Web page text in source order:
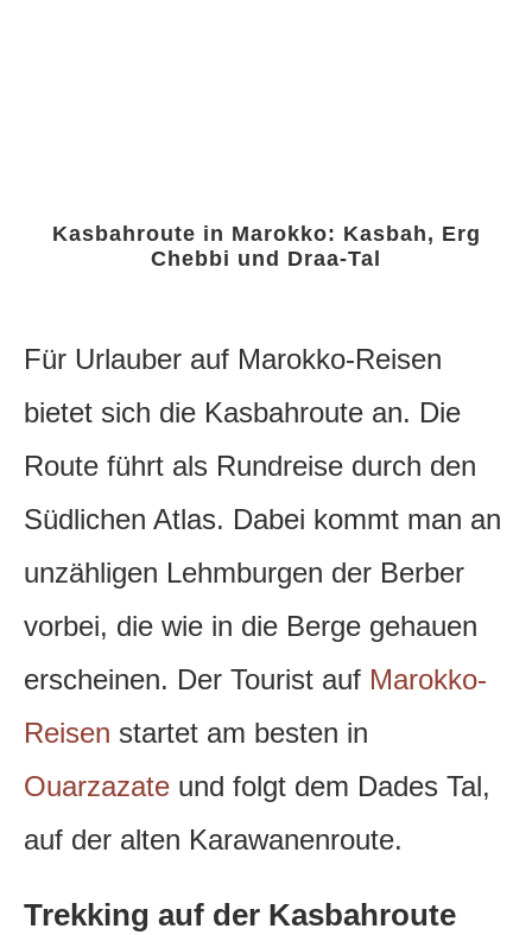
Kasbahroute in Marokko: Kasbah, Erg
Chebbi und Draa-Tal
Für Urlauber auf Marokko-Reisen
bietet sich die Kasbahroute an. Die
Route führt als Rundreise durch den
Südlichen Atlas. Dabei kommt man an
unzähligen Lehmburgen der Berber
vorbei, die wie in die Berge gehauen
erscheinen. Der Tourist auf Marokko-
Reisen startet am besten in
Ouarzazate und folgt dem Dades Tal,
auf der alten Karawanenroute.
Trekking auf der Kasbahroute